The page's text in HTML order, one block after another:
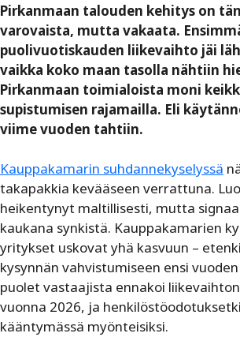
Pirkanmaan talouden kehitys on
varovaista, mutta vakaata.
puolivuotiskauden liikevaihto jäi
vaikka koko maan tasolla nähtiin
Pirkanmaan toimialoista moni
supistumisen rajamailla. Eli
viime vuoden tahtiin.
Kauppakamarin suhdannekyselyssä
takapakkia kevääseen verrattuna.
heikentynyt maltillisesti, mutta
kaukana synkistä. Kauppakamarien
yritykset uskovat yhä kasvuun –
kysynnän vahvistumiseen ensi
puolet vastaajista ennakoi
vuonna 2026, ja
kääntymässä myönteisiksi.